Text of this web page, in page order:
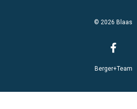
© 2026 Blaas
Berger+Team